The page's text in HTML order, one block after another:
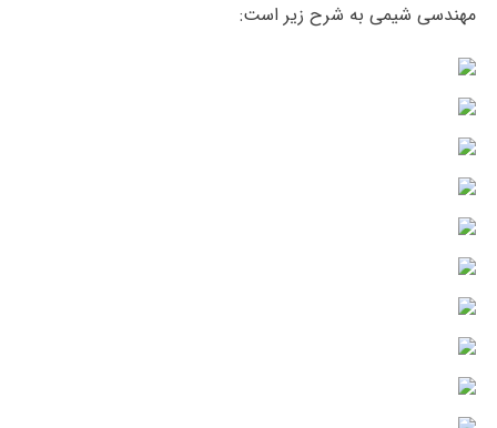
مهندسی شیمی به شرح زیر است: